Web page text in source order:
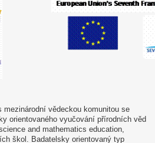
mezinárodní vědeckou komunitou se
orientovaného vyučování přírodních věd
and mathematics education,
škol. Badatelsky orientovaný typ